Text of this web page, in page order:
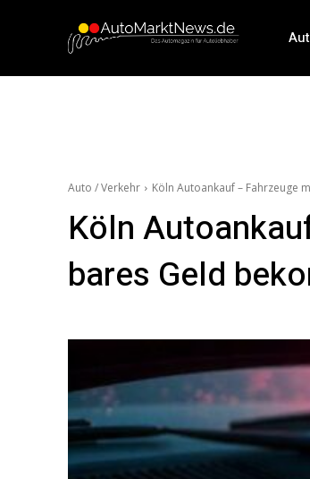
Auto / Verkehr Köln Autoankauf – Fahrzeuge
Köln
bares Geld